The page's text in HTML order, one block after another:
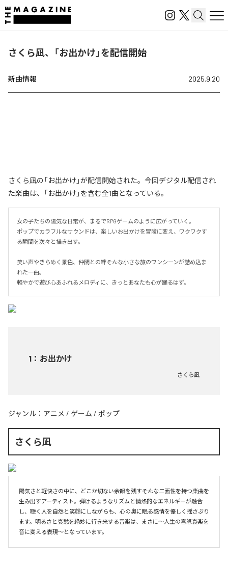
さくら凪、「お出かけ」を配信開始
新曲情報 2025.9.20
さくら凪の「お出かけ」が配信開始された。今回デジタル配信され
た楽曲は、「お出かけ」を含む全1曲となっている。
女の子たちの陽気な日常が、まるでRPGゲームのように広がっていく。
ポップでカラフルなサウンドは、楽しいお出かけを冒険に変え、ワクワクす
る瞬間を次々と描き出す。
笑い声やきらめく景色、仲間との絆――そんな小さな旅のワンシーンが詰め込ま
れた一曲。
軽やかで遊び心あふれるメロディに、きっとあなたも心が踊るはず。
1 ： お出かけ
さくら凪
ジャンル： アニメ / ゲーム / ポップ
さくら凪
陽気さと軽快さの中に、どこか切ない余韻を残す――そんな二面性を持つ楽曲を
生み出すアーティスト。弾けるようなリズムと情熱的なエネルギーが融合
し、聴く人を自然と笑顔にしながらも、心の奥に眠る感情を優しく揺さぶり
ます。明るさと哀愁を絶妙に行き来する音楽は、まさに〜人生の喜怒哀楽を
音に変える表現〜となっています。